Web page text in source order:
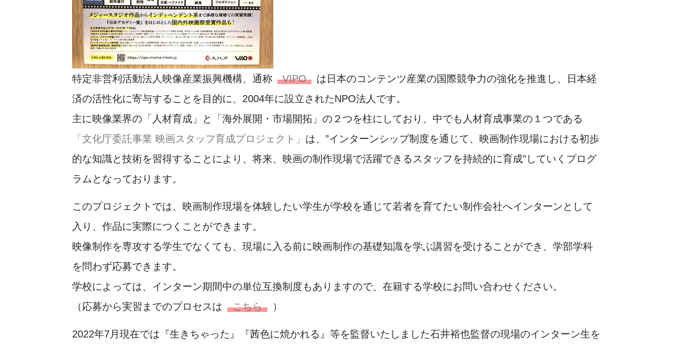
特定非営利活動法人映像産業振興機構、通称 VIPO
は日本のコンテンツ産業の国際競争力の強化を推進し、日本経
済の活性化に寄与することを目的に、2004年に設立されたNPO法人です。
主に映像業界の「人材育成」と「海外展開・市場開拓」の２つを柱にしており、中でも人材育成事業の１つである
「文化庁委託事業 映画スタッフ育成プロジェクト」 は、”インターンシップ制度を通じて、映画制作現場における初歩
的な知識と技術を習得することにより、将来、映画の制作現場で活躍できるスタッフを持続的に育成”していくプログ
ラムとなっております。
このプロジェクトでは、映画制作現場を体験したい学生が学校を通じて若者を育てたい制作会社へインターンとして
入り、作品に実際につくことができます。
映像制作を専攻する学生でなくても、現場に入る前に映画制作の基礎知識を学ぶ講習を受けることができ、学部学科
を問わず応募できます。
学校によっては、インターン期間中の単位互換制度もありますので、在籍する学校にお問い合わせください。
（応募から実習までのプロセスは
こちら ）
2022年7月現在では『生きちゃった』『茜色に焼かれる』等を監督いたしました石井裕也監督の現場のインターン生を